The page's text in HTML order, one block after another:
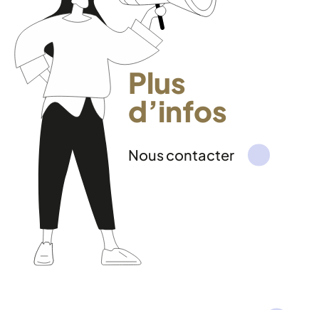
Plus
d’infos
Nous contacter